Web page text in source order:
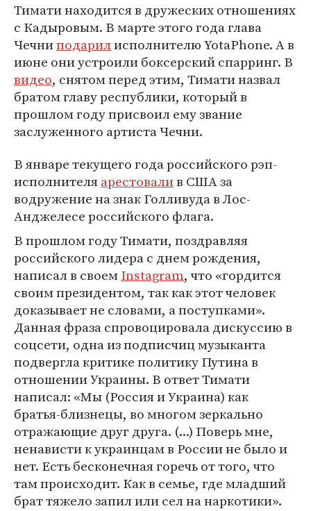
Тимати находится в дружеских отношениях
с Кадыровым. В марте этого года глава
Чечниподарилисполнителю YotaPhone. А в
июне они устроили боксерский спарринг. В
видео, снятом перед этим, Тимати назвал
братом главу республики, который в
прошлом году присвоил ему звание
заслуженного артиста Чечни.
В январе текущего года российского рэп-
исполнителяарестовалив США за
водружение на знак Голливуда в Лос-
Анджелесе российского флага.
В прошлом году Тимати, поздравляя
российского лидера с днем рождения,
написал в своемInstagram, что «гордится
своим президентом, так как этот человек
доказывает не словами, а поступками».
Данная фраза спровоцировала дискуссию в
соцсети, одна из подписчиц музыканта
подвергла критике политику Путина в
отношении Украины. В ответ Тимати
написал: «Мы (Россия и Украина) как
братья-близнецы, во многом зеркально
отражающие друг друга. (...) Поверь мне,
ненависти к украинцам в России не было и
нет. Есть бесконечная горечь от того, что
там происходит. Как в семье, где младший
брат тяжело запил или сел на наркотики».